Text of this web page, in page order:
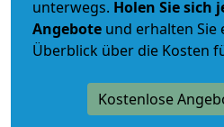
unterwegs. Holen Sie sich
Angebote und erhalten Sie
Überblick über die Kosten
Kostenlose